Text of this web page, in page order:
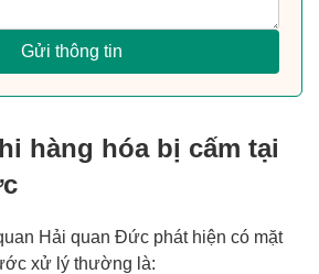
Gửi thông tin
hàng hóa bị cấm tại
Hải quan Đức phát hiện có mặt
xử lý thường là: